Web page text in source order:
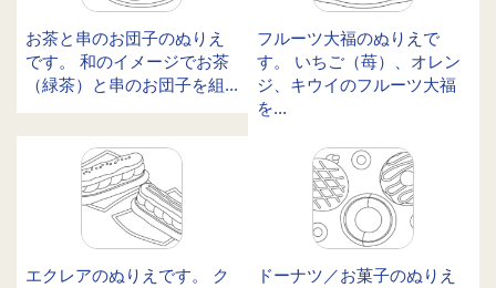
お茶と串のお団子のぬりえ
です。 和のイメージでお茶
（緑茶）と串のお団子を組...
フルーツ大福のぬりえで
す。 いちご（苺）、オレン
ジ、キウイのフルーツ大福
を...
エクレアのぬりえです。 ク
ドーナツ／お菓子のぬりえ